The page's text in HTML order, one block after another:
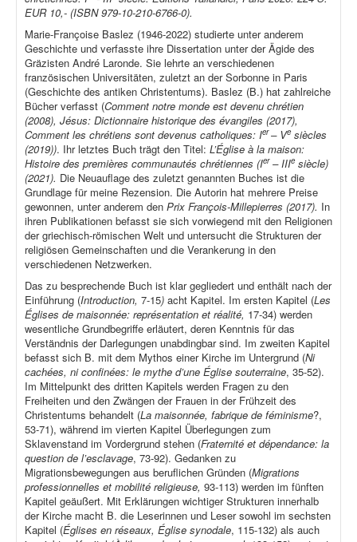
EUR 10,- (ISBN 979-10-210-6766-0).
Marie-Françoise Baslez (1946-2022) studierte unter anderem
Geschichte und verfasste ihre Dissertation unter der Ägide des
Gräzisten André Laronde. Sie lehrte an verschiedenen
französischen Universitäten, zuletzt an der Sorbonne in Paris
(Geschichte des antiken Christentums). Baslez (B.) hat zahlreiche
Bücher verfasst (Comment notre monde est devenu chrétien
(2008), Jésus: Dictionnaire historique des évangiles (2017),
Comment les chrétiens sont devenus catholiques: Ier– Ve siècles
(2019)). Ihr letztes Buch trägt den Titel: L’Église à la maison:
Histoire des premières communautés chrétiennes (Ier– IIIe siècle)
(2021). Die Neuauflage des zuletzt genannten Buches ist die
Grundlage für meine Rezension. Die Autorin hat mehrere Preise
gewonnen, unter anderem den Prix François-Millepierres (2017). In
ihren Publikationen befasst sie sich vorwiegend mit den Religionen
der griechisch-römischen Welt und untersucht die Strukturen der
religiösen Gemeinschaften und die Verankerung in den
verschiedenen Netzwerken.
Das zu besprechende Buch ist klar gegliedert und enthält nach der
Einführung (Introduction, 7-15) acht Kapitel. Im ersten Kapitel (Les
Églises de maisonnée: représentation et réalité, 17-34) werden
wesentliche Grundbegriffe erläutert, deren Kenntnis für das
Verständnis der Darlegungen unabdingbar sind. Im zweiten Kapitel
befasst sich B. mit dem Mythos einer Kirche im Untergrund (Ni
cachées, ni confinées: le mythe d’une Église souterraine, 35-52).
Im Mittelpunkt des dritten Kapitels werden Fragen zu den
Freiheiten und den Zwängen der Frauen in der Frühzeit des
Christentums behandelt (La maisonnée, fabrique de féminisme?,
53-71), während im vierten Kapitel Überlegungen zum
Sklavenstand im Vordergrund stehen (Fraternité et dépendance: la
question de l’esclavage, 73-92). Gedanken zu
Migrationsbewegungen aus beruflichen Gründen (Migrations
professionnelles et mobilité religieuse, 93-113) werden im fünften
Kapitel geäußert. Mit Erklärungen wichtiger Strukturen innerhalb
der Kirche macht B. die Leserinnen und Leser sowohl im sechsten
Kapitel (Églises en réseaux, Église synodale, 115-132) als auch